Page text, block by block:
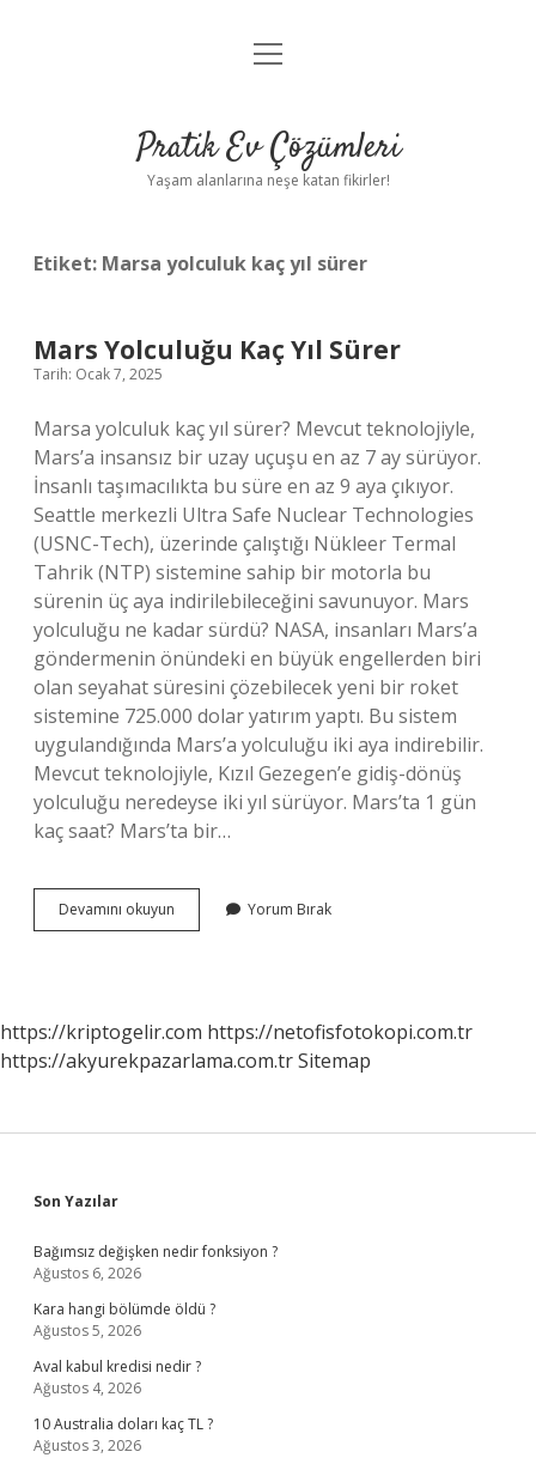
Anasayfa
Yasal Uyarı
menüyü
Pratik Ev Çözümleri
Yaşam alanlarına neşe katan fikirler!
Etiket: Marsa yolculuk kaç yıl sürer
Mars Yolculuğu Kaç Yıl Sürer
Tarih: Ocak 7, 2025
Marsa yolculuk kaç yıl sürer? Mevcut teknolojiyle,
Mars’a insansız bir uzay uçuşu en az 7 ay sürüyor.
İnsanlı taşımacılıkta bu süre en az 9 aya çıkıyor.
Seattle merkezli Ultra Safe Nuclear Technologies
(USNC-Tech), üzerinde çalıştığı Nükleer Termal
Tahrik (NTP) sistemine sahip bir motorla bu
sürenin üç aya indirilebileceğini savunuyor. Mars
yolculuğu ne kadar sürdü? NASA, insanları Mars’a
göndermenin önündeki en büyük engellerden biri
olan seyahat süresini çözebilecek yeni bir roket
sistemine 725.000 dolar yatırım yaptı. Bu sistem
uygulandığında Mars’a yolculuğu iki aya indirebilir.
Mevcut teknolojiyle, Kızıl Gezegen’e gidiş-dönüş
yolculuğu neredeyse iki yıl sürüyor. Mars’ta 1 gün
kaç saat? Mars’ta bir…
Devamını okuyun
Yolculuğu
Yorum Bırak
https://kriptogelir.com https://netofisfotokopi.com.tr
https://akyurekpazarlama.com.trSitemap
Sidebar
Son Yazılar
Bağımsız değişken nedir fonksiyon ?
Ağustos 6, 2026
Kara hangi bölümde öldü ?
Ağustos 5, 2026
Aval kabul kredisi nedir ?
Ağustos 4, 2026
10 Australia doları kaç TL ?
Ağustos 3, 2026